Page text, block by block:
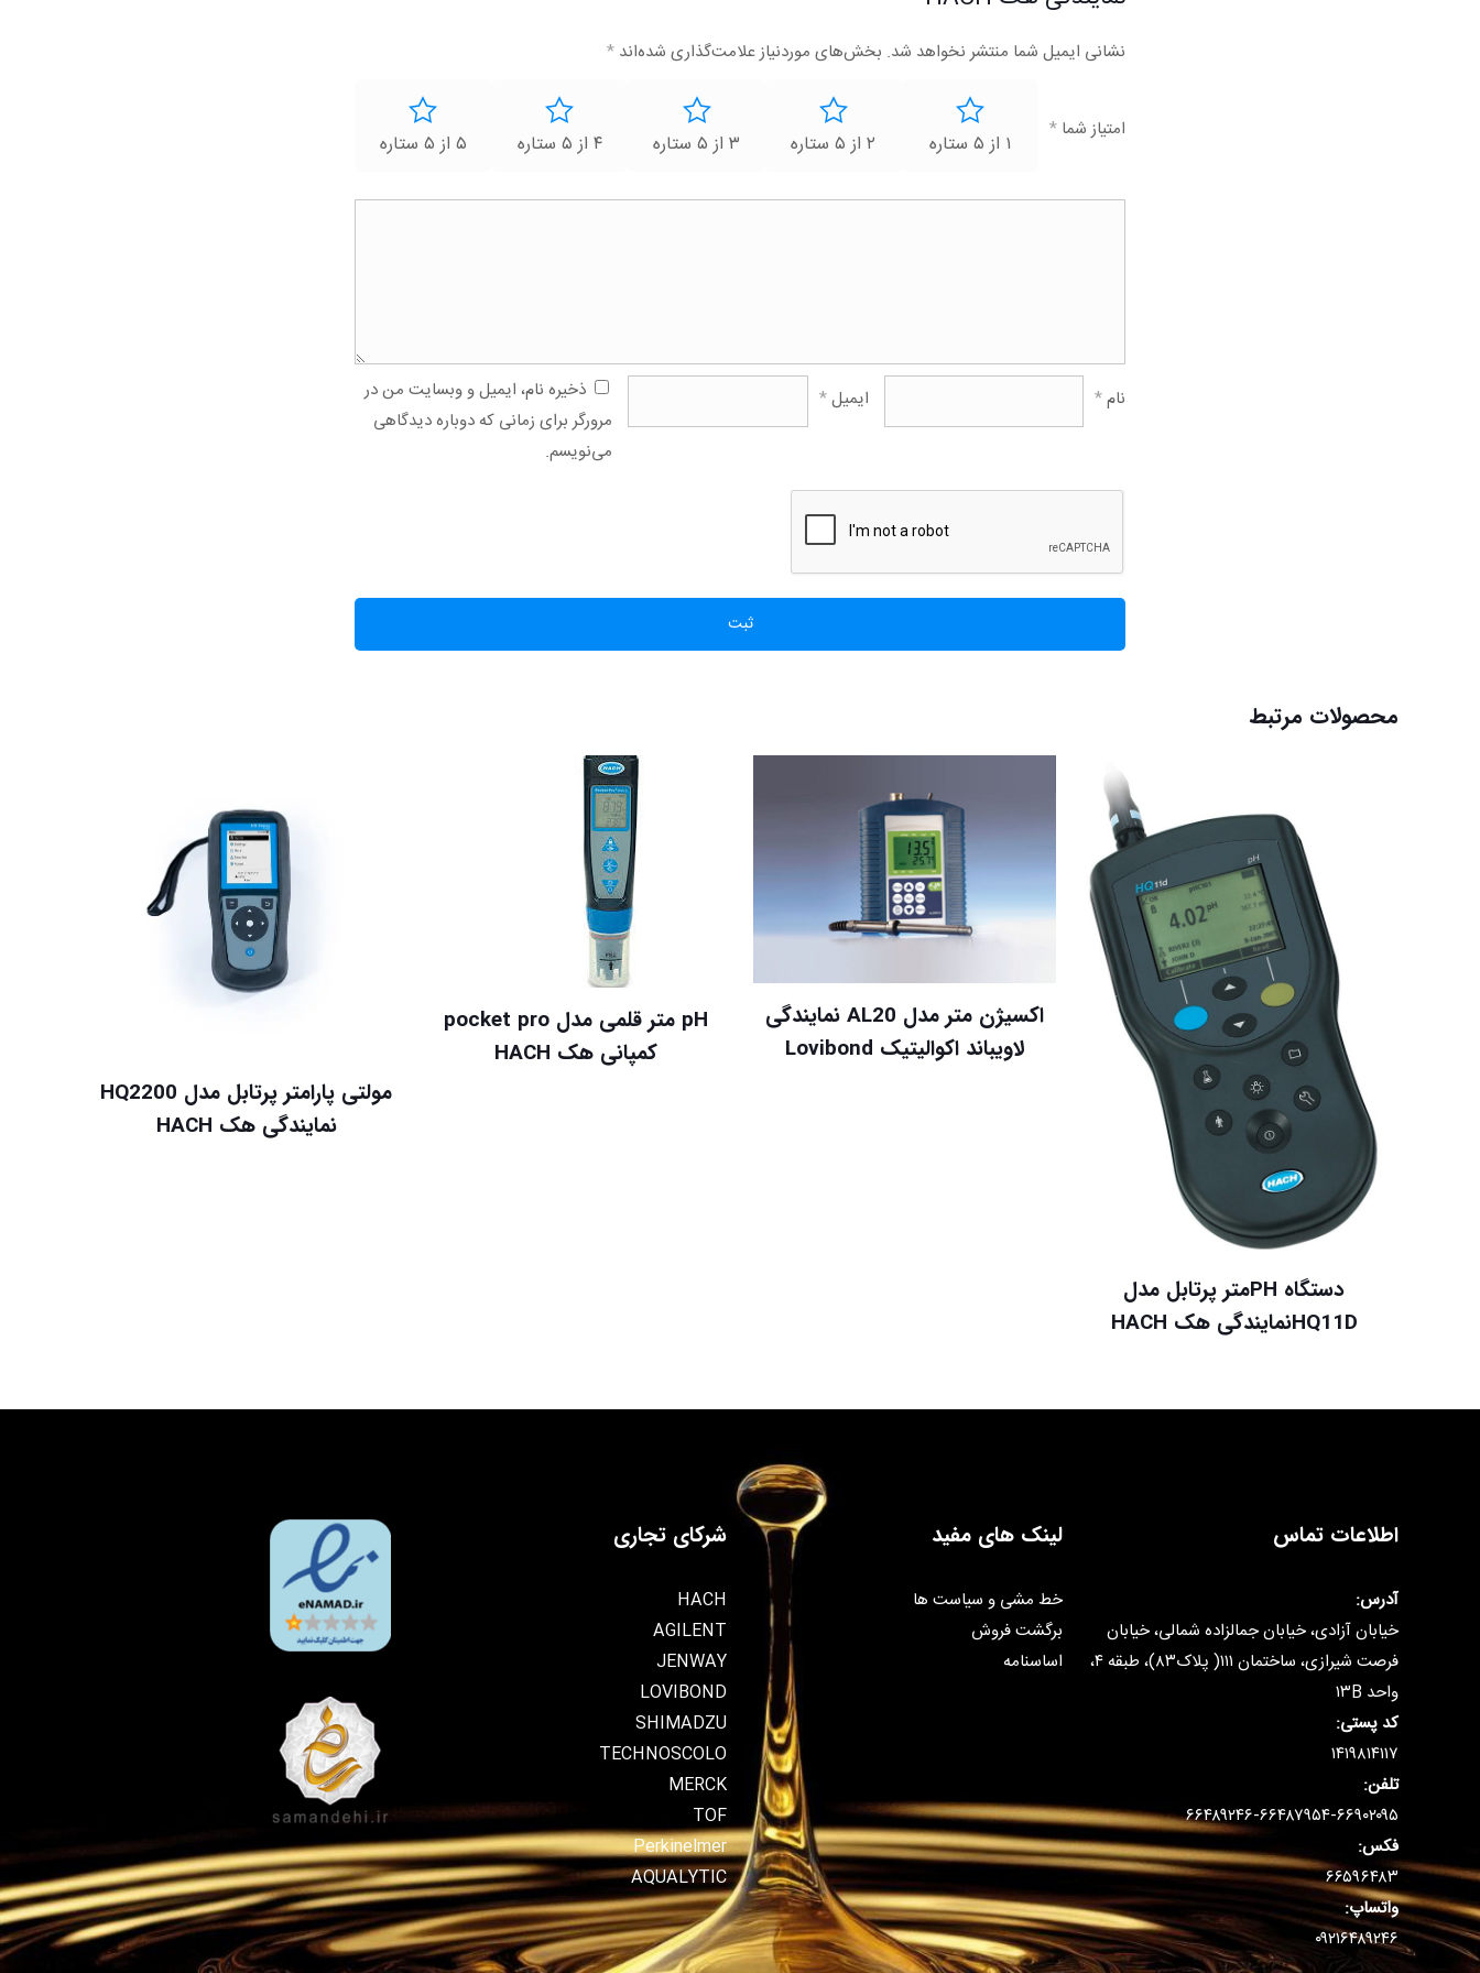
نشانی ایمیل شما منتشر نخواهد شد. بخش‌های موردنیاز علامت‌گذاری شده‌اند *
امتیاز شما *
۱ از ۵ ستاره ۲ از ۵ ستاره ۳ از ۵ ستاره ۴ از ۵ ستاره ۵ از ۵ ستاره
نام* ایمیل*
ذخیره نام، ایمیل و وبسایت من در
مرورگر برای زمانی که دوباره دیدگاهی
می‌نویسم.
محصولات مرتبط
دستگاه PHمتر پرتابل مدل
HQ11Dنمایندگی هک HACH
اکسیژن متر مدل AL20 نمایندگی
لاویباند اکوالیتیک Lovibond
pH متر قلمی مدل pocket pro
کمپانی هک HACH
مولتی پارامتر پرتابل مدل HQ2200
نمایندگی هک HACH
اطلاعات تماس
آدرس:
خیابان آزادی، خیابان جمالزاده شمالی، خیابان
فرصت شیرازی، ساختمان ۱۱۱( پلاک۸۳)، طبقه ۴،
واحد ۱۳B
کد پستی:
۱۴۱۹۸۱۴۱۱۷
تلفن:
۶۶۴۸۹۲۴۶-۶۶۴۸۷۹۵۴-۶۶۹۰۲۰۹۵
فکس:
۶۶۵۹۶۴۸۳
واتساپ:
۰۹۲۱۶۴۸۹۲۴۶
لینک های مفید
خط مشی و سیاست ها
برگشت فروش
اساسنامه
شرکای تجاری
HACH
AGILENT
JENWAY
LOVIBOND
SHIMADZU
TECHNOSCOLO
MERCK
TOF
Perkinelmer
AQUALYTIC